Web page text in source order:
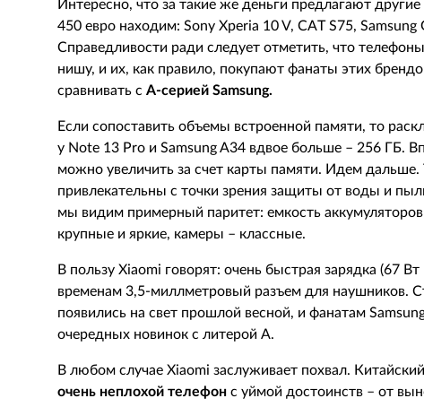
Интересно, что за такие же деньги предлагают
450 евро находим: Sony Xperia 10 V, CAT S75, Samsung
Справедливости ради следует отметить, что
нишу, и их, как правило, покупают фанаты этих
сравнивать с А-серией Samsung.
Если сопоставить объемы встроенной памяти, то
у Note 13 Pro и Samsung A34 вдвое больше – 256 ГБ.
можно увеличить за счет карты памяти. Идем
привлекательны с точки зрения защиты от воды и
мы видим примерный паритет: емкость
крупные и яркие, камеры – классные.
В пользу Xiaomi говорят: очень быстрая зарядка (67
временам 3,5-миллметровый разъем для наушников.
появились на свет прошлой весной, и фанатам
очередных новинок с литерой А.
В любом случае Xiaomi заслуживает похвал.
очень неплохой телефон с уймой достоинств – от